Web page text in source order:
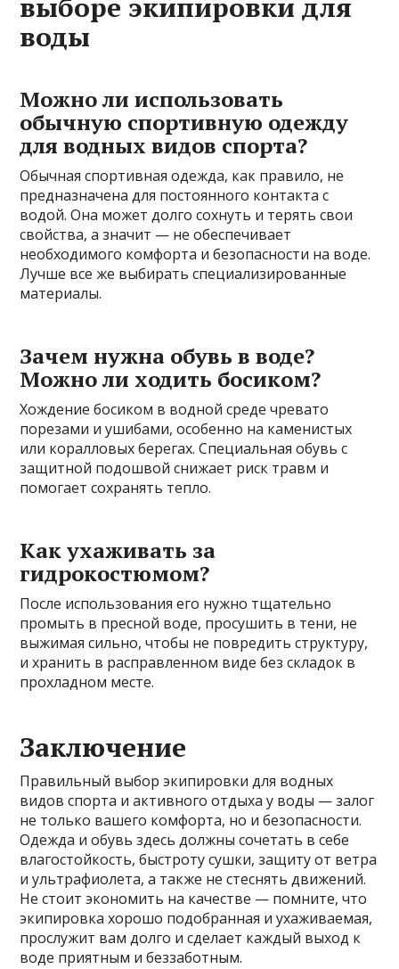
выборе экипировки для
воды
Можно ли использовать
обычную спортивную одежду
для водных видов спорта?
Обычная спортивная одежда, как правило, не
предназначена для постоянного контакта с
водой. Она может долго сохнуть и терять свои
свойства, а значит — не обеспечивает
необходимого комфорта и безопасности на воде.
Лучше все же выбирать специализированные
материалы.
Зачем нужна обувь в воде?
Можно ли ходить босиком?
Хождение босиком в водной среде чревато
порезами и ушибами, особенно на каменистых
или коралловых берегах. Специальная обувь с
защитной подошвой снижает риск травм и
помогает сохранять тепло.
Как ухаживать за
гидрокостюмом?
После использования его нужно тщательно
промыть в пресной воде, просушить в тени, не
выжимая сильно, чтобы не повредить структуру,
и хранить в расправленном виде без складок в
прохладном месте.
Заключение
Правильный выбор экипировки для водных
видов спорта и активного отдыха у воды — залог
не только вашего комфорта, но и безопасности.
Одежда и обувь здесь должны сочетать в себе
влагостойкость, быстроту сушки, защиту от ветра
и ультрафиолета, а также не стеснять движений.
Не стоит экономить на качестве — помните, что
экипировка хорошо подобранная и ухаживаемая,
прослужит вам долго и сделает каждый выход к
воде приятным и беззаботным.